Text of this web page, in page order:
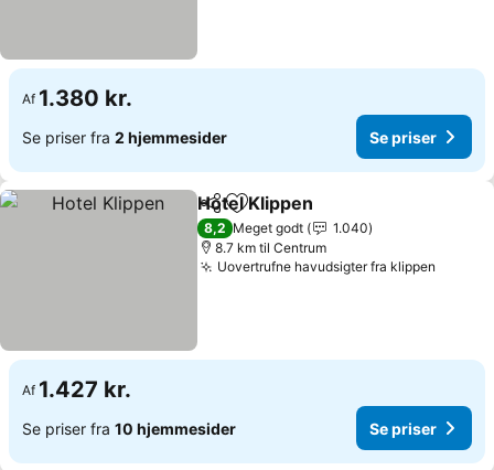
Af 1.380 kr.
Se priser fra 2 hjemmesider Se priser
Del Føj til favoritter
Hotel Klippen
8,2 Meget godt
1.040
8.7 km til Centrum
Uovertrufne havudsigter fra klippen
Af 1.427 kr.
Se priser fra 10 hjemmesider Se priser